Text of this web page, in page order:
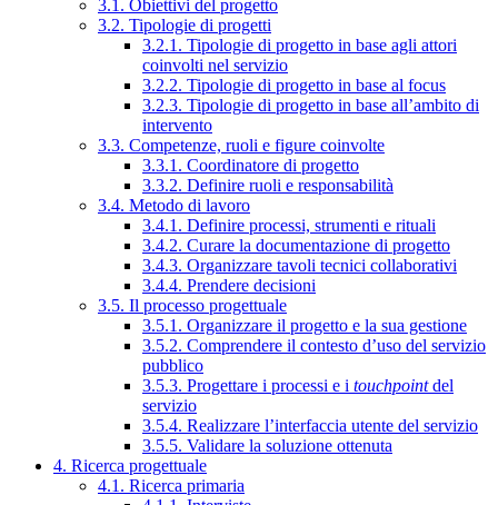
3.1. Obiettivi del progetto
3.2. Tipologie di progetti
3.2.1. Tipologie di progetto in base agli attori
coinvolti nel servizio
3.2.2. Tipologie di progetto in base al focus
3.2.3. Tipologie di progetto in base all’ambito di
intervento
3.3. Competenze, ruoli e figure coinvolte
3.3.1. Coordinatore di progetto
3.3.2. Definire ruoli e responsabilità
3.4. Metodo di lavoro
3.4.1. Definire processi, strumenti e rituali
3.4.2. Curare la documentazione di progetto
3.4.3. Organizzare tavoli tecnici collaborativi
3.4.4. Prendere decisioni
3.5. Il processo progettuale
3.5.1. Organizzare il progetto e la sua gestione
3.5.2. Comprendere il contesto d’uso del servizio
pubblico
3.5.3. Progettare i processi e i touchpointdel
servizio
3.5.4. Realizzare l’interfaccia utente del servizio
3.5.5. Validare la soluzione ottenuta
4. Ricerca progettuale
4.1. Ricerca primaria